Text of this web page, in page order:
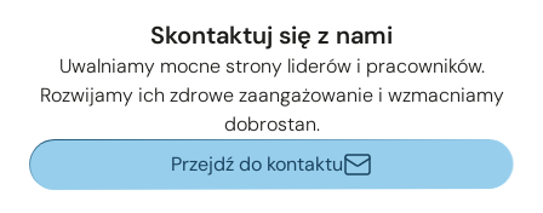
Skontaktuj się z nami
Uwalniamy mocne strony liderów i pracowników.
Rozwijamy ich zdrowe zaangażowanie i wzmacniamy
dobrostan.
Przejdź do kontaktu